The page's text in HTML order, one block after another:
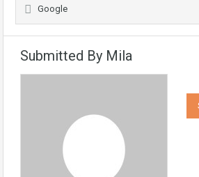
Google
Submitted By Mila